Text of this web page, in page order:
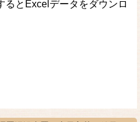
とExcelデータをダウンロ